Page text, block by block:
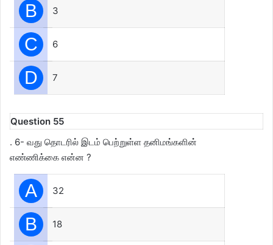
B 3
C 6
D 7
Question 55
. 6- வது தொடரில் இடம் பெற்றுள்ள தனிமங்களின்
எண்ணிக்கை என்ன ?
A 32
B 18